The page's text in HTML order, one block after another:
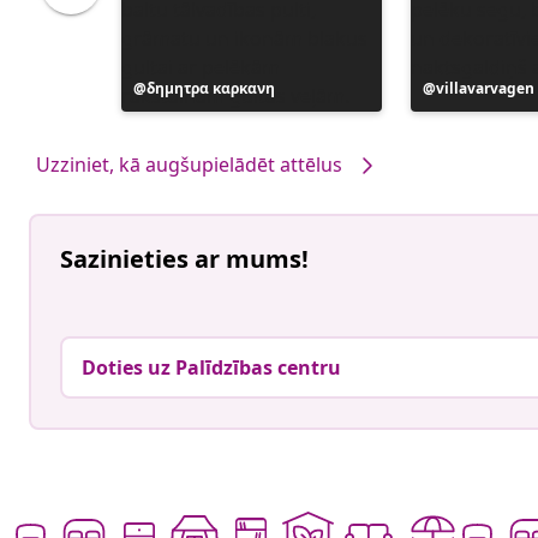
Ierakstu
publicējis
δημητρα καρκανη
Ierakstu
publicējis
villavarvagen
Uzziniet, kā augšupielādēt attēlus
Sazinieties ar mums!
Doties uz Palīdzības centru